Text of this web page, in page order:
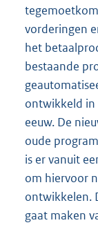
vorderingen
het
bestaande
ontwikkeld in
eeuw. De
oude
is er vanuit
om hiervoor
ontwikkelen.
gaat maken